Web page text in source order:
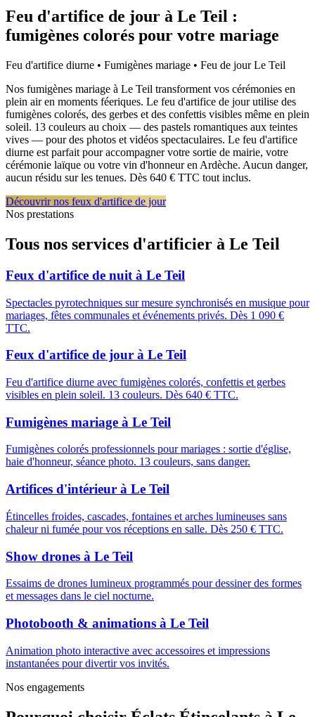
Feu d'artifice de jour à Le Teil :
fumigènes colorés pour votre mariage
Feu d'artifice diurne • Fumigènes mariage • Feu de jourLe Teil
Nos fumigènes mariage à Le Teil transforment vos cérémonies en
plein air en moments féeriques. Le feu d'artifice de jour utilise des
fumigènes colorés, des gerbes et des confettis visibles même en plein
soleil. 13 couleurs au choix — des pastels romantiques aux teintes
vives — pour des photos et vidéos spectaculaires. Le feu d'artifice
diurne est parfait pour accompagner votre sortie de mairie, votre
cérémonie laïque ou votre vin d'honneur en Ardèche. Aucun danger,
aucun résidu sur les tenues. Dès 640 € TTC tout inclus.
Découvrir nos feux d'artifice de jour
Nos prestations
Tous nos services d'artificier à Le Teil
Feux d'artifice de nuit à Le Teil
Spectacles pyrotechniques sur mesure synchronisés en musique pour
mariages, fêtes communales et événements privés. Dès 1 090 €
TTC.
Feux d'artifice de jour à Le Teil
Feu d'artifice diurne avec fumigènes colorés, confettis et gerbes
visibles en plein soleil. 13 couleurs. Dès 640 € TTC.
Fumigènes mariage à Le Teil
Fumigènes colorés professionnels pour mariages : sortie d'église,
haie d'honneur, séance photo. 13 couleurs, sans danger.
Artifices d'intérieur à Le Teil
Étincelles froides, cascades, fontaines et arches lumineuses sans
chaleur ni fumée pour vos réceptions en salle. Dès 250 € TTC.
Show drones à Le Teil
Essaims de drones lumineux programmés pour dessiner des formes
et messages dans le ciel nocturne.
Photobooth & animations à Le Teil
Animation photo interactive avec accessoires et impressions
instantanées pour divertir vos invités.
Nos engagements